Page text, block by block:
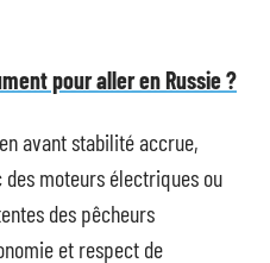
pour aller en Russie ?
avant stabilité accrue,
moteurs électriques ou
des pêcheurs
et respect de